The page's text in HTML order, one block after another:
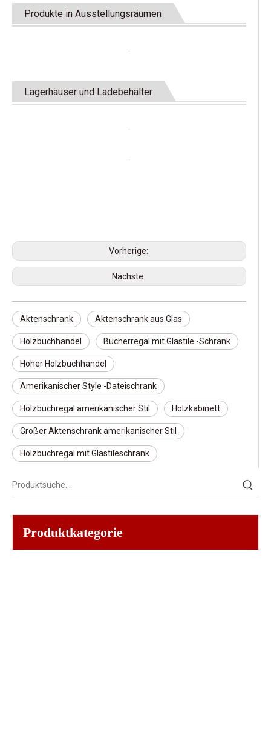
Produkte in Ausstellungsräumen
Lagerhäuser und Ladebehälter
Vorherige:
Nächste:
Aktenschrank Aktenschrank aus Glas
Holzbuchhandel Bücherregal mit Glastile -Schrank
Hoher Holzbuchhandel
Amerikanischer Style -Dateischrank
Holzbuchregal amerikanischer Stil Holzkabinett
Großer Aktenschrank amerikanischer Stil
Holzbuchregal mit Glastileschrank
Produktkategorie